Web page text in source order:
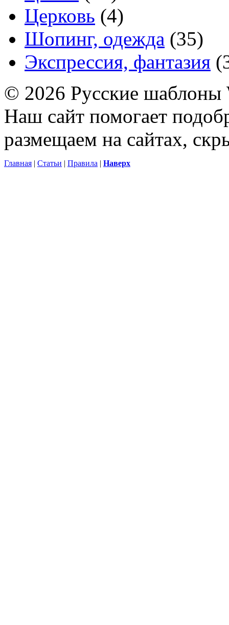
Церковь (4)
Шопинг, одежда (35)
Экспрессия, фантазия
© 2026 Русские шаблоны
Наш сайт помогает
размещаем на сайтах,
Главная | Статьи | Правила | Наверх